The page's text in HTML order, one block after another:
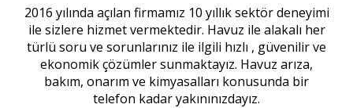
2016 yılında açılan firmamız 10 yıllık sektör deneyimi
ile sizlere hizmet vermektedir. Havuz ile alakalı her
türlü soru ve sorunlarınız ile ilgili hızlı , güvenilir ve
ekonomik çözümler sunmaktayız. Havuz arıza,
bakım, onarım ve kimyasalları konusunda bir
telefon kadar yakınınızdayız.